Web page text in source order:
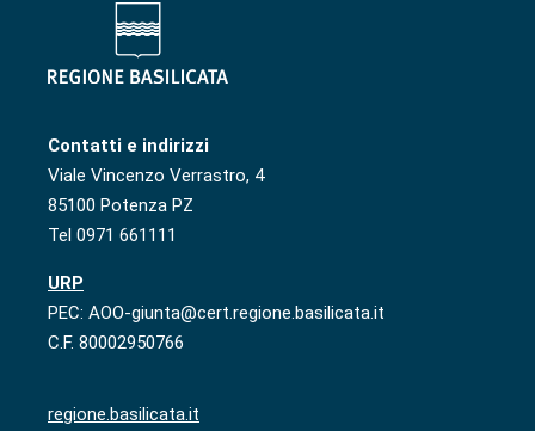
Contatti e indirizzi
Viale Vincenzo Verrastro, 4
85100 Potenza PZ
Tel 0971 661111
URP
PEC: AOO-giunta@cert.regione.basilicata.it
C.F. 80002950766
regione.basilicata.it